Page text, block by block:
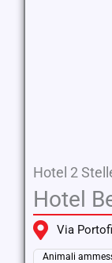
Hotel 2
Hotel
Via
Animali